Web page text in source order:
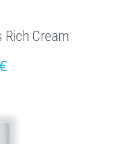
Rich Cream